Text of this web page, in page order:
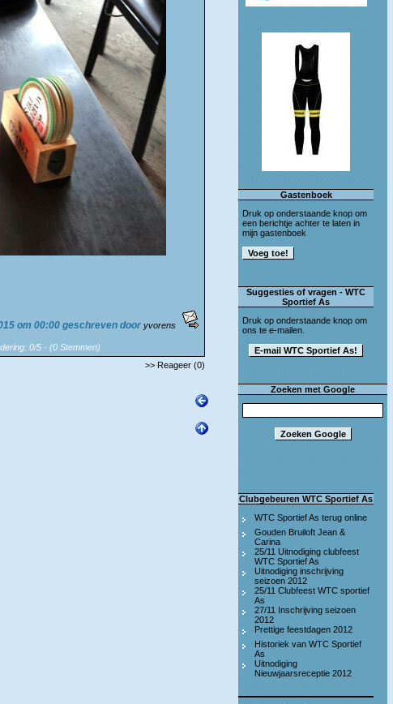
om 00:00 geschreven door yvorens
0/5 - (0 Stemmen)
>> Reageer (0)
Gastenboek
Druk op onderstaande knop om
een berichtje achter te laten in
mijn gastenboek
Suggesties of vragen - WTC
Sportief As
Druk op onderstaande knop om
ons te e-mailen.
Zoeken met Google
Clubgebeuren WTC Sportief As
WTC Sportief As terug online
Gouden Bruiloft Jean &
Carina
25/11 Uitnodiging clubfeest
WTC Sportief As
Uitnodiging inschrijving
seizoen 2012
25/11 Clubfeest WTC sportief
As
27/11 Inschrijving seizoen
2012
Prettige feestdagen 2012
Historiek van WTC Sportief
As
Uitnodiging
Nieuwjaarsreceptie 2012